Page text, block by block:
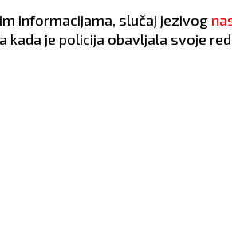
informacijama, slučaj jezivog
kada je policija obavljala svoje